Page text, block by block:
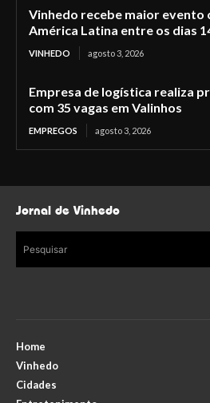
Vinhedo recebe maior evento
América Latina entre os dias
VINHEDO agosto 3, 2026
Empresa de logística realiza
com 35 vagas em Valinhos
EMPREGOS agosto 3, 2026
Jornal de Vinhedo
Pesquisar
Home
Vinhedo
Cidades